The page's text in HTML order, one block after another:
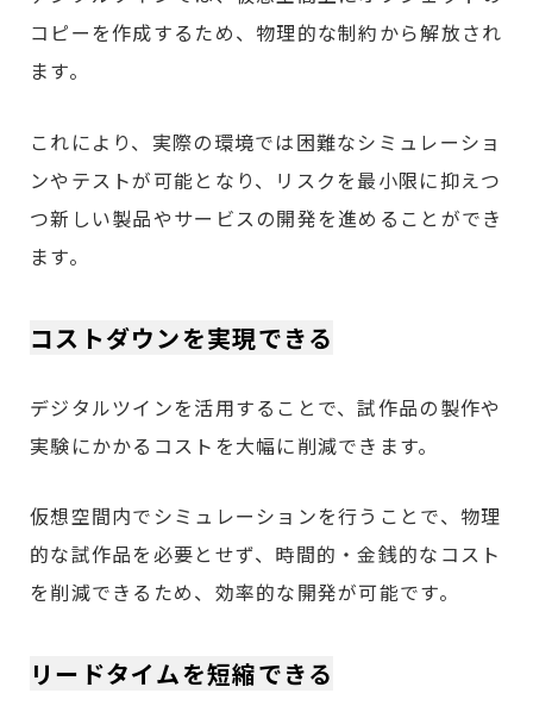
コピーを作成するため、物理的な制約から解放され
ます。
これにより、実際の環境では困難なシミュレーショ
ンやテストが可能となり、リスクを最小限に抑えつ
つ新しい製品やサービスの開発を進めることができ
ます。
コストダウンを実現できる
デジタルツインを活用することで、試作品の製作や
実験にかかるコストを大幅に削減できます。
仮想空間内でシミュレーションを行うことで、物理
的な試作品を必要とせず、時間的・金銭的なコスト
を削減できるため、効率的な開発が可能です。
リードタイムを短縮できる